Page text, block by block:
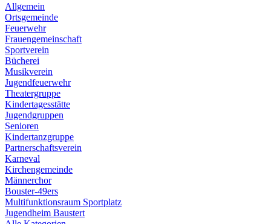
Allgemein
Ortsgemeinde
Feuerwehr
Frauengemeinschaft
Sportverein
Bücherei
Musikverein
Jugendfeuerwehr
Theatergruppe
Kindertagesstätte
Jugendgruppen
Senioren
Kindertanzgruppe
Partnerschaftsverein
Karneval
Kirchengemeinde
Männerchor
Bouster-49ers
Multifunktionsraum Sportplatz
Jugendheim Baustert